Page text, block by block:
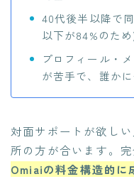
40代後半以降で
以下が84%のた
プロフィール・
が苦手で、誰か
対面サポートが欲し
所の方が合います。
Omiaiの料金構造的に